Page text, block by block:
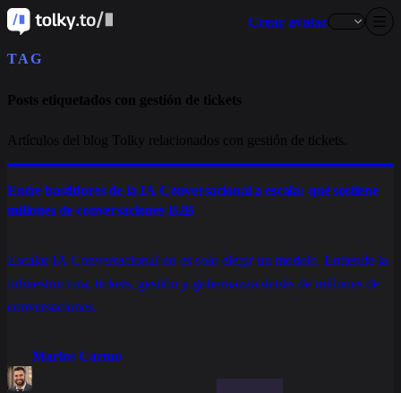
Crear avatar
TAG
Posts etiquetados con gestión de tickets
Artículos del blog Tolky relacionados con gestión de tickets.
Entre bastidores de la IA Conversacional a escala: qué sostiene
millones de conversaciones B2B
Escalar IA Conversacional no es solo elegir un modelo. Entiende la
infraestructura, tickets, gestión y gobernanza detrás de millones de
conversaciones.
Marlos Carmo